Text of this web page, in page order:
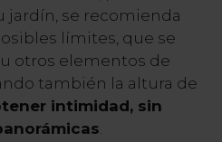
jardín, se recomienda
límites, que se
otros elementos de
también la altura de
intimidad, sin
.